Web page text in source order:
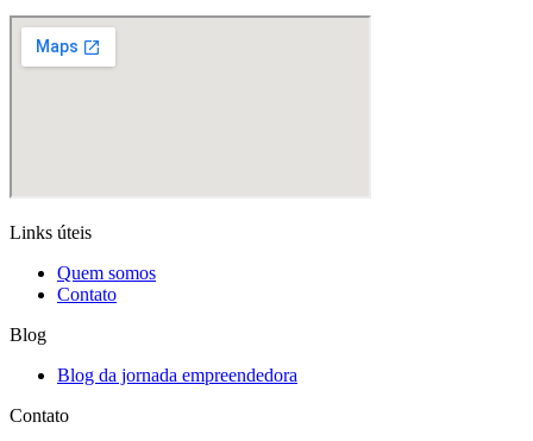
Links úteis
Quem somos
Contato
Blog
Blog da jornada empreendedora
Contato